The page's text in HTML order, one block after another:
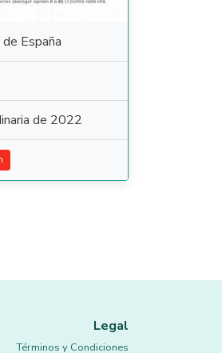
España
de 2022
Legal
Términos y Condiciones